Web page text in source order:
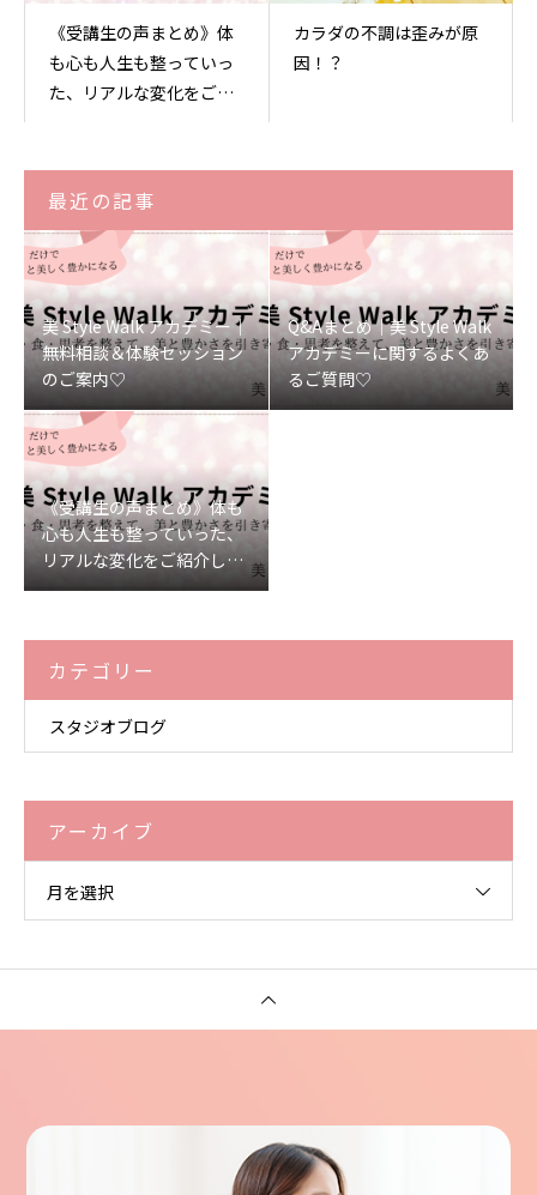
《受講生の声まとめ》体
も心も人生も整っていっ
た、リアルな変化をご紹
カラダの不調は歪みが原
因！？
最近の記事
美 Style Walk アカデミー｜
無料相談＆体験セッション
のご案内♡
Q&Aまとめ｜美 Style Walk
アカデミーに関するよくあ
るご質問♡
《受講生の声まとめ》体も
心も人生も整っていった、
リアルな変化をご紹介しま
す♡
カテゴリー
スタジオブログ
アーカイブ
月を選択